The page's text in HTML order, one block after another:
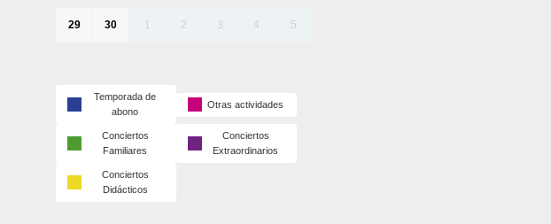
29 30 1 2 3 4 5
Temporada de
abono
Otras actividades
Conciertos
Familiares
Conciertos
Extraordinarios
Conciertos
Didácticos